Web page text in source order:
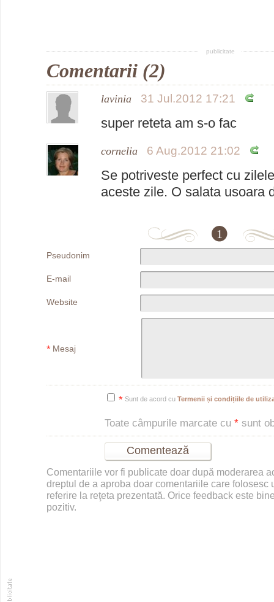
publicitate
Comentarii (2)
lavinia 31 Jul.2012 17:21
super reteta am s-o fac
cornelia 6 Aug.2012 21:02
Se potriveste perfect cu
aceste zile. O salata usoara
1
Pseudonim
E-mail
Website
* Mesaj
* Sunt de acord cu Termenii și condițiile de
Toate câmpurile marcate cu * sunt
Comentariile vor fi publicate doar după moderarea
dreptul de a aproba doar comentariile care folosesc
referire la reţeta prezentată. Orice feedback este
pozitiv.